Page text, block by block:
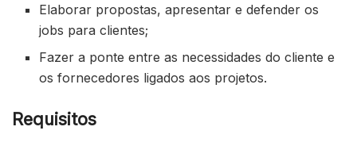
Elaborar propostas, apresentar e defender os
jobs para clientes;
Fazer a ponte entre as necessidades do cliente e
os fornecedores ligados aos projetos.
Requisitos